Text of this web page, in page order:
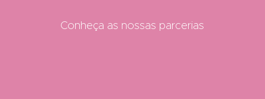
Conheça as nossas parcerias